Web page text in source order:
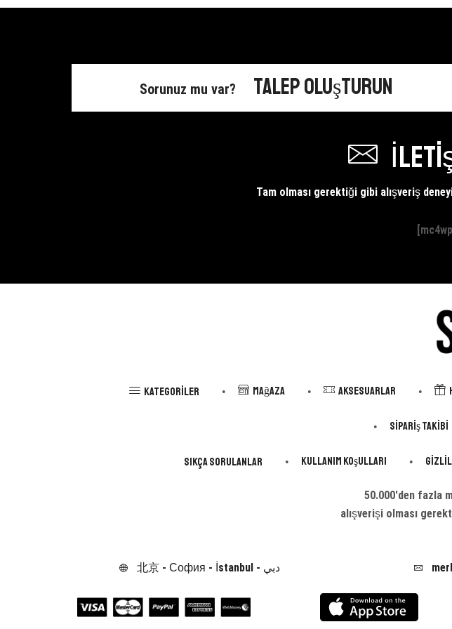
Havlu
Askısı
Tutucu
Sorunuz mu var? Talep Oluşturun
Tam olması gerektiği gibi alışveriş
Kategoriler Mağaza Aksesuarlar
Sipariş Takibi
Sıkça Sorulanlar Kullanım Koşulları
50.000'den fazla
alışverişi olması
北京 - София - İstanbul - دبي